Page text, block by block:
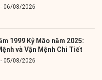
06/08/2026
1999 Kỷ Mão năm 2025:
và Vận Mệnh Chi Tiết
05/08/2026